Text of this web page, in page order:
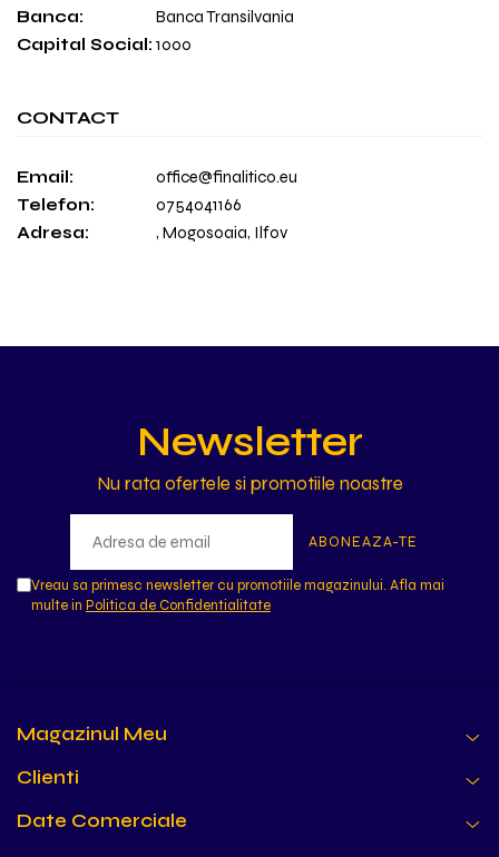
Banca:
Banca Transilvania
Capital Social: 1000
CONTACT
Email:
office@finalitico.eu
Telefon:
0754041166
Adresa:
, Mogosoaia, Ilfov
Newsletter
Nu rata ofertele si promotiile noastre
Vreau sa primesc newsletter cu promotiile magazinului. Afla mai
multe in Politica de Confidentialitate
Magazinul Meu
Clienti
Date Comerciale